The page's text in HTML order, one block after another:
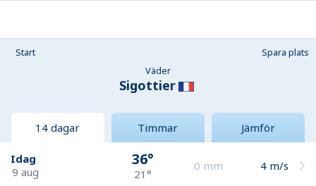
Start
Spara plats
Väder
Sigottier
14 dagar Timmar Jämför
Idag
9 aug
36°
21°
0 mm 4 m/s